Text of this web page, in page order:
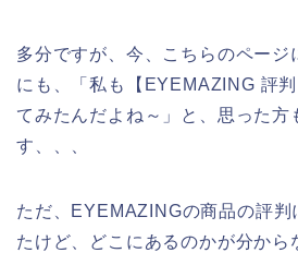
多分ですが、今、こちらのページ
にも、「私も【EYEMAZING 評
てみたんだよね～」と、思った方
す、、、
ただ、EYEMAZINGの商品の評判
たけど、どこにあるのかが分から